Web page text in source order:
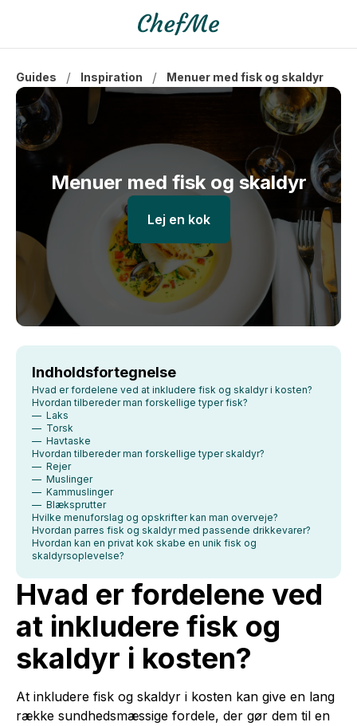
Guides / Inspiration / Menuer med fisk og skaldyr
Menuer med fisk og skaldyr
Lej en kok
Indholdsfortegnelse
Hvad er fordelene ved at inkludere fisk og skaldyr i kosten?
Hvordan tilbereder man forskellige typer fisk?
— Laks
— Torsk
— Havtaske
Hvordan tilbereder man forskellige typer skaldyr?
— Rejer
— Muslinger
— Kammuslinger
— Blæksprutter
Hvilke menuforslag og opskrifter kan man overveje?
Hvordan parres fisk og skaldyr med passende drikkevarer?
Hvordan kan en privat kok skabe en unik fisk og
skaldyrsoplevelse?
Hvad er fordelene ved
at inkludere fisk og
skaldyr i kosten?
At inkludere fisk og skaldyr i kosten kan give en lang
række sundhedsmæssige fordele, der gør dem til en